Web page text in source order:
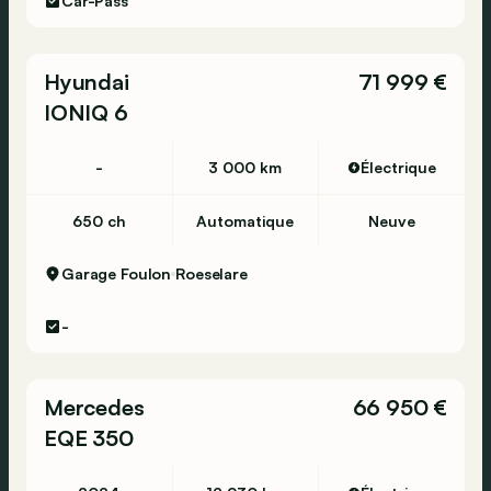
Hyundai
IONIQ 6
71 999 €
- 3 000 km Électrique
650 ch Automatique Neuve
Garage Foulon Roeselare
-
Mercedes
EQE 350
66 950 €